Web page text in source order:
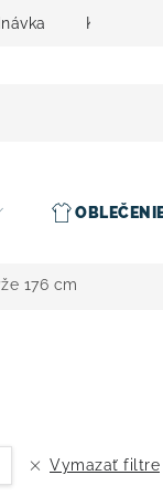
Kontakty
176 cm
Vymazať filtre